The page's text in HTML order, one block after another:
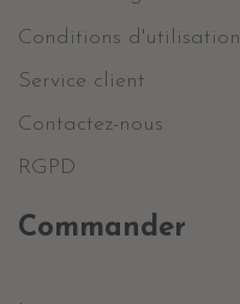
Conditions d'utilisation
Service client
Contactez-nous
RGPD
Commander